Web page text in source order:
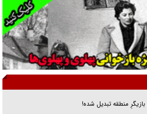
جفای مخالفان مکانت معنوی رهبر شهید را
بازیگرِ منطقه تبدیل شده!